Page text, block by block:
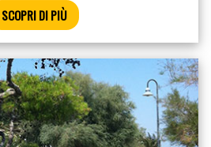
SCOPRI DI PIÙ